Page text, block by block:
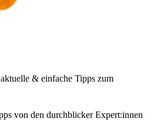
& einfache Tipps zum
von den durchblicker Expert:innen